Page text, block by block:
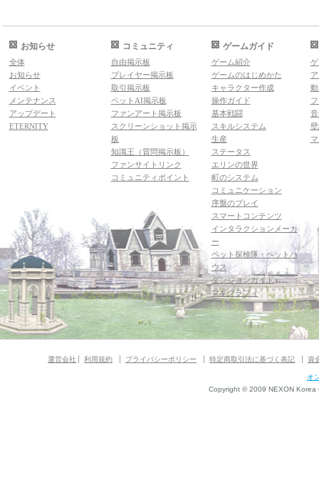
お知らせ
全体
お知らせ
イベント
メンテナンス
アップデート
ETERNITY
コミュニティ
自由掲示板
プレイヤー掲示板
取引掲示板
ペットAI掲示板
ファンアート掲示板
スクリーンショット掲示
板
知識王（質問掲示板）
ファンサイトリンク
コミュニティポイント
ゲームガイド
ゲーム紹介
ゲームのはじめかた
キャラクター作成
操作ガイド
基本戦闘
スキルシステム
生産
ステータス
エリンの世界
町のシステム
コミュニケーション
序盤のプレイ
スマートコンテンツ
インタラクションメーカ
ー
ペット探検隊・ペットハ
ウス
ダンジョンガイド
マギグラフィ
運営会社 利用規約 プライバシーポリシー 特定商取引法に基づく表記 資
オ
Copyright © 2009 NEXON Korea